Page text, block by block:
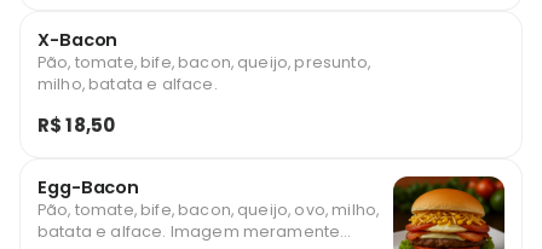
X-Bacon
Pão, tomate, bife, bacon, queijo, presunto,
milho, batata e alface.
R$ 18,50
Egg-Bacon
Pão, tomate, bife, bacon, queijo, ovo, milho,
batata e alface. Imagem meramente